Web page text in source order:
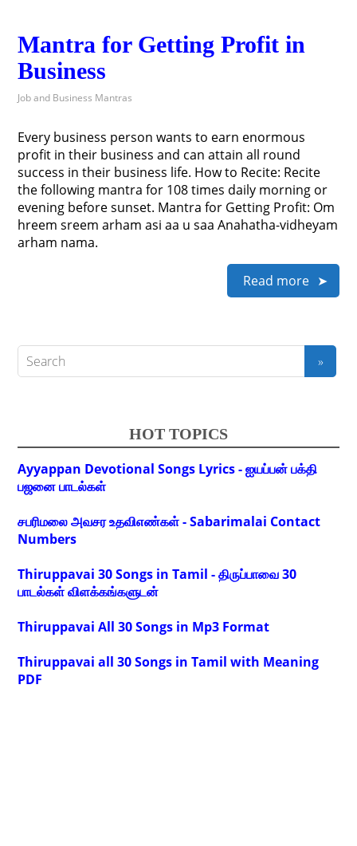
Mantra for Getting Profit in
Business
Job and Business Mantras
Every business person wants to earn enormous
profit in their business and can attain all round
success in their business life. How to Recite: Recite
the following mantra for 108 times daily morning or
evening before sunset. Mantra for Getting Profit: Om
hreem sreem arham asi aa u saa Anahatha-vidheyam
arham nama.
Read more
HOT TOPICS
Ayyappan Devotional Songs Lyrics - ஐயப்பன் பக்தி
பஜனை பாடல்கள்
சபரிமலை அவசர உதவிஎண்கள் - Sabarimalai Contact
Numbers
Thiruppavai 30 Songs in Tamil - திருப்பாவை 30
பாடல்கள் விளக்கங்களுடன்
Thiruppavai All 30 Songs in Mp3 Format
Thiruppavai all 30 Songs in Tamil with Meaning
PDF